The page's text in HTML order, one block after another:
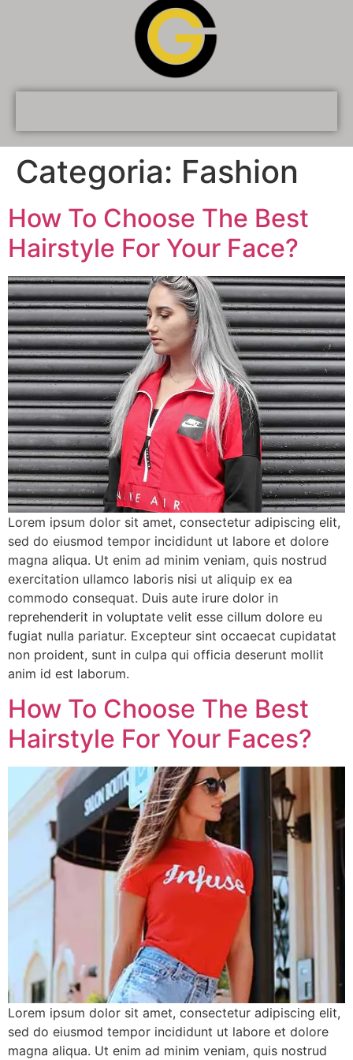
Categoria: Fashion
How To Choose The Best
Hairstyle For Your Face?
Lorem ipsum dolor sit amet, consectetur adipiscing elit,
sed do eiusmod tempor incididunt ut labore et dolore
magna aliqua. Ut enim ad minim veniam, quis nostrud
exercitation ullamco laboris nisi ut aliquip ex ea
commodo consequat. Duis aute irure dolor in
reprehenderit in voluptate velit esse cillum dolore eu
fugiat nulla pariatur. Excepteur sint occaecat cupidatat
non proident, sunt in culpa qui officia deserunt mollit
anim id est laborum.
How To Choose The Best
Hairstyle For Your Faces?
Lorem ipsum dolor sit amet, consectetur adipiscing elit,
sed do eiusmod tempor incididunt ut labore et dolore
magna aliqua. Ut enim ad minim veniam, quis nostrud